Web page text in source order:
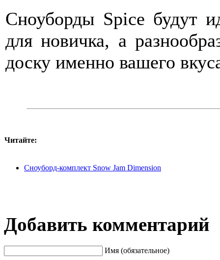
Сноуборды Spice будут
для новичка, а
доску именно вашего
Читайте:
Сноуборд-комплект Snow Jam Dimension
Добавить комментарий
Имя (обязательное)